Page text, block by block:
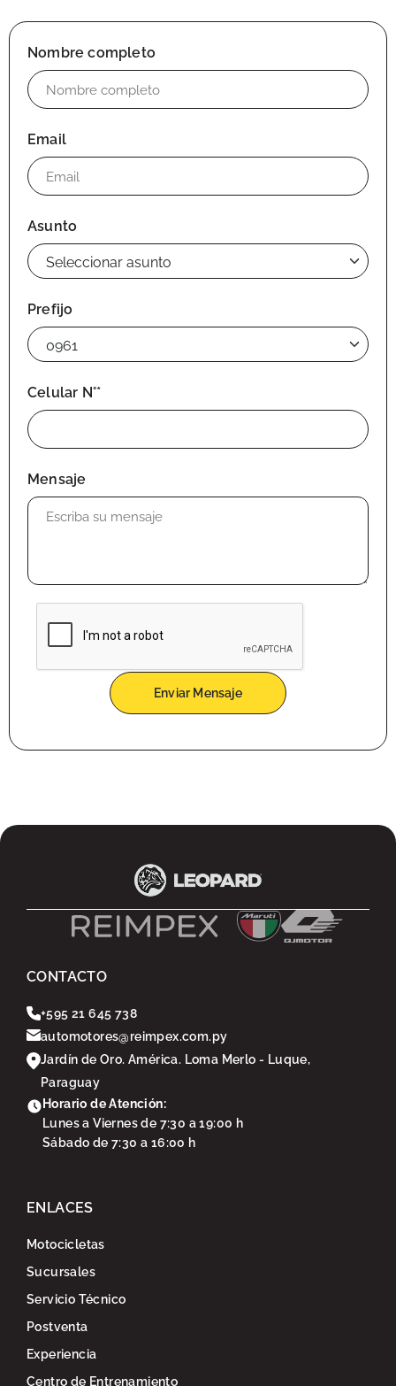
Volver a Reimpex
Nombre completo
Email
Asunto
Prefijo
Celular N°*
Mensaje
Enviar Mensaje
CONTACTO
+595 21 645 738
automotores@reimpex.com.py
Jardín de Oro. América. Loma Merlo - Luque,
Paraguay
Horario de Atención:
Lunes a Viernes de 7:30 a 19:00 h
Sábado de 7:30 a 16:00 h
ENLACES
Motocicletas
Sucursales
Servicio Técnico
Postventa
Experiencia
Centro de Entrenamiento